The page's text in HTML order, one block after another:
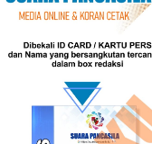
Naik Kelas, Ratu